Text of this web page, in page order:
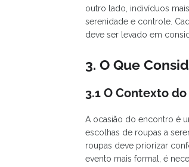
outro lado, indivíduos
serenidade e controle.
deve ser levado em
3. O Que
3.1 O Contexto
A ocasião do encontro é
escolhas de roupas a
roupas deve priorizar
evento mais formal, é